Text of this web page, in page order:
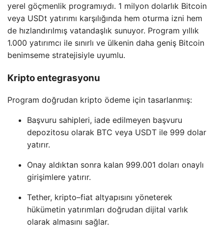
yerel göçmenlik programıydı. 1 milyon dolarlık Bitcoin
veya USDt yatırımı karşılığında hem oturma izni hem
de hızlandırılmış vatandaşlık sunuyor. Program yıllık
1.000 yatırımcı ile sınırlı ve ülkenin daha geniş Bitcoin
benimseme stratejisiyle uyumlu.
Kripto entegrasyonu
Program doğrudan kripto ödeme için tasarlanmış:
Başvuru sahipleri, iade edilmeyen başvuru
depozitosu olarak BTC veya USDT ile 999 dolar
yatırır.
Onay aldıktan sonra kalan 999.001 doları onaylı
girişimlere yatırır.
Tether, kripto–fiat altyapısını yöneterek
hükümetin yatırımları doğrudan dijital varlık
olarak almasını sağlar.